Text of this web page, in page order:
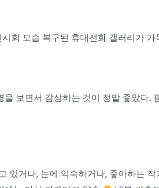
회 모습 복구된 휴대전화 갤러리가 가
보면서 감상하는 것이 정말 좋았다.
있거나, 눈에 익숙하거나, 좋아하는